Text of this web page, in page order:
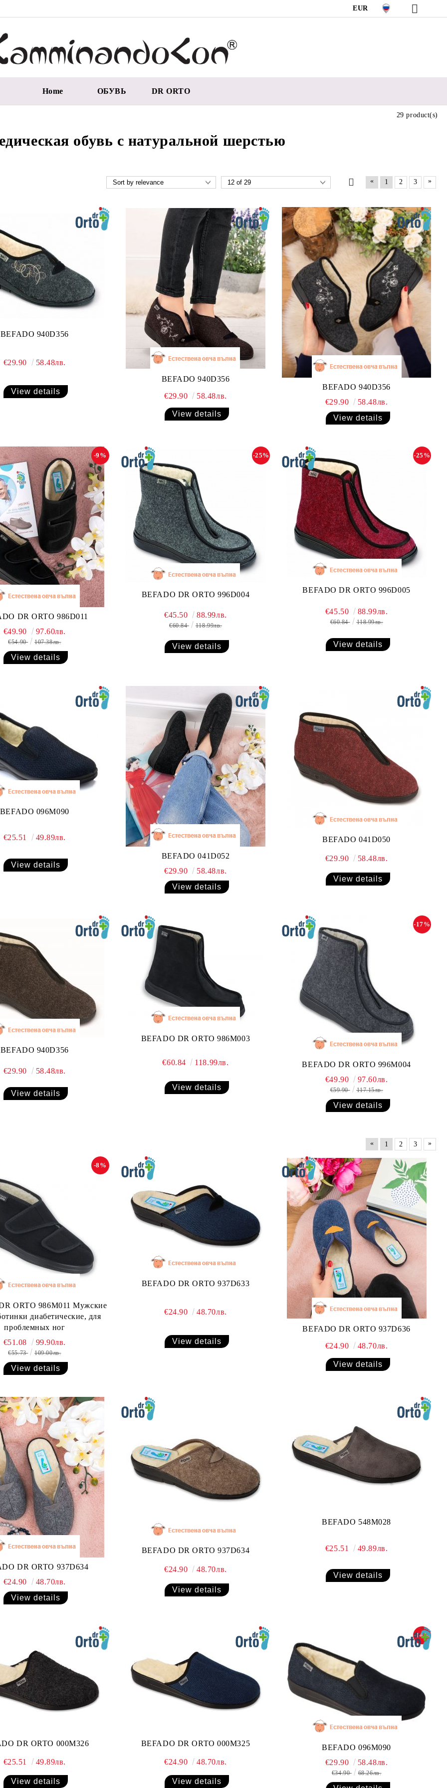
EUR
Home ОБУВЬ DR ORTO
обувь с натуральной шерстью
29 product(s)
« 1 2 3 »
BEFADO 940D356
€29.90 58.48лв.
View details
BEFADO 940D356
€29.90 58.48лв.
View details
BEFADO 940D356
€29.90
58.48лв.
View details
DR ORTO 986D011
-9%
€49.90 97.60лв.
€54.90 107.38лв.
View details
BEFADO DR ORTO 996D004
-25%
€45.50 88.99лв.
€60.84 118.99лв.
View details
BEFADO DR ORTO 996D005
-25%
€45.50 88.99лв.
€60.84 118.99лв.
View details
BEFADO 096M090
€25.51 49.89лв.
View details
BEFADO 041D052
€29.90
58.48лв.
View details
BEFADO 041D050
€29.90 58.48лв.
View details
BEFADO 940D356
€29.90 58.48лв.
View details
BEFADO DR ORTO 986M003
€60.84 118.99лв.
View details
BEFADO DR ORTO 996M004
-17%
€49.90 97.60лв.
€59.90 117.15лв.
View details
« 1 2 3 »
986M011 Мужские
диабетические, для
проблемных ног
-8%
€51.08 99.90лв.
€55.73 109.00лв.
View details
BEFADO DR ORTO 937D633
€24.90 48.70лв.
View details
BEFADO DR ORTO 937D636
€24.90 48.70лв.
View details
DR ORTO 937D634
€24.90
48.70лв.
View details
BEFADO DR ORTO 937D634
€24.90 48.70лв.
View details
BEFADO 548M028
€25.51 49.89лв.
View details
DR ORTO 000M326
€25.51 49.89лв.
View details
BEFADO DR ORTO 000M325
€24.90 48.70лв.
View details
BEFADO 096M090
-14%
€29.90 58.48лв.
€34.90 68.26лв.